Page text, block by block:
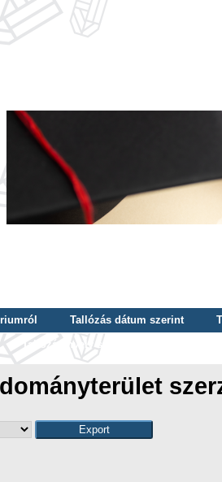
Tallózás dátum szerint
Tallózás nyelv szerint